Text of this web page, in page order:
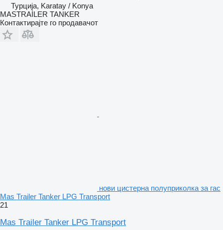
Турција, Karatay / Konya
MASTRAİLER TANKER
Контактирајте го продавачот
нови цистерна полуприколка за гас
Mas Trailer Tanker LPG Transport
21
Mas Trailer Tanker LPG Transport